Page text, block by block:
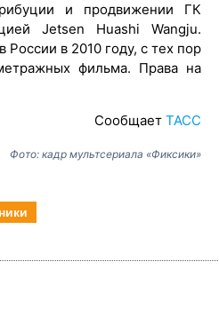
и продвижении ГК
Jetsen Huashi Wangju.
в 2010 году, с тех пор
фильма. Права на
СообщаетТАСС
Фото: кадр мультсериала «Фиксики»